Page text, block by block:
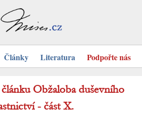
Články Literatura Podpořte nás
Obžaloba duševního
- část X.